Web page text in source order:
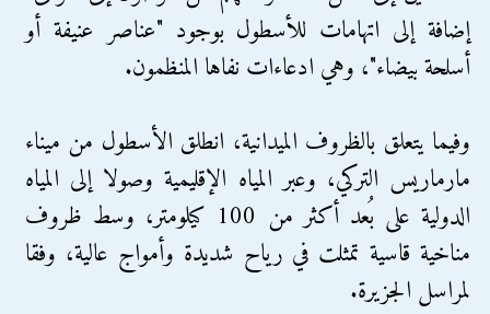
إضافة إلى اتهامات للأسطول بوجود "عناصر عنيفة أو
أسلحة بيضاء"، وهي ادعاءات نفاها المنظمون.
وفيما يتعلق بالظروف الميدانية، انطلق الأسطول من ميناء
مارماريس التركي، وعبر المياه الإقليمية وصولا إلى المياه
الدولية على بُعد أكثر من 100 كيلومتر، وسط ظروف
مناخية قاسية تمثلت في رياح شديدة وأمواج عالية، وفقا
لمراسل الجزيرة.